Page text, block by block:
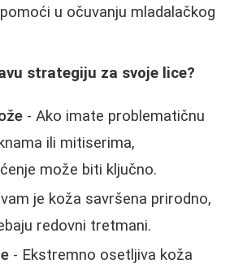
u očuvanju mladalačkog
strategiju za svoje lice?
- Ako imate problematičnu
ili mitiserima,
može biti ključno.
je koža savršena prirodno,
redovni tretmani.
- Ekstremno osetljiva koža